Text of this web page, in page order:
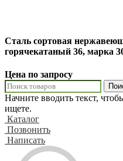
Сталь сортовая
горячекатаный 36, марка
Цена по запросу
Начните вводить текст,
ищете.
Каталог
Позвонить
Написать